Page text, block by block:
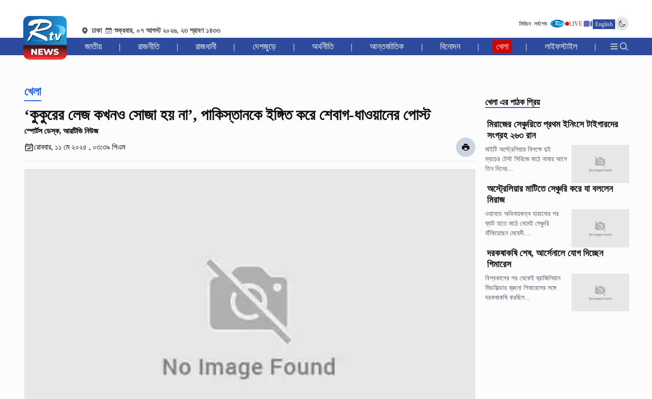
ঢাকা শুক্রবার, ০৭ আগস্ট ২০২৬, ২৩ শ্রাবণ ১৪৩৩
নির্বাচন সর্বশেষ LIVE English
জাতীয় | রাজনীতি | রাজধানী | দেশজুড়ে | অর্থনীতি | আন্তর্জাতিক | বিনোদন | খেলা | লাইফস্টাইল |
খেলা
‘কুকুরের লেজ কখনও সোজা হয় না’, পাকিস্তানকে ইঙ্গিত করে শেবাগ-ধাওয়ানের পোস্ট
স্পোর্টস ডেস্ক, আরটিভি নিউজ
রোববার, ১১ মে ২০২৫ , ০৩:৩৯ পিএম
খেলা এর পাঠক প্রিয়
মিরাজের সেঞ্চুরিতে প্রথম ইনিংসে টাইগারদের
সংগ্রহ ২৬৩ রান
মাইটি অস্ট্রেলিয়ার বিপক্ষে দুই
ম্যাচের টেস্ট সিরিজে মাঠে নামার আগে
তিন দিনের...
অস্ট্রেলিয়ার মাটিতে সেঞ্চুরি করে যা বললেন
মিরাজ
ওয়ানডে অধিনায়কত্ব হারানোর পর
ব্যাট হাতে মাঠে নেমেই সেঞ্চুরি
হাঁকিয়েছেন মেহেদী...
দরকষাকষি শেষ, আর্সেনালে যোগ দিচ্ছেন
গিমারেস
বিশ্বকাপের পর থেকেই ব্রাজিলিয়ান
মিডফিল্ডার ব্রুনো গিমারেসের সঙ্গে
দরকষাকষি করছিল...